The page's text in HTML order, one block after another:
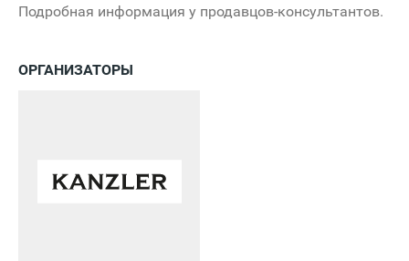
Подробная информация у продавцов-консультантов.
ОРГАНИЗАТОРЫ